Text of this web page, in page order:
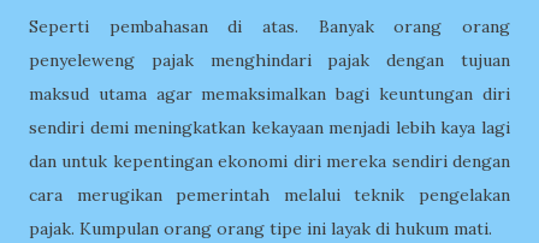
Seperti pembahasan di atas. Banyak orang orang
penyeleweng pajak menghindari pajak dengan tujuan
maksud utama agar memaksimalkan bagi keuntungan diri
sendiri demi meningkatkan kekayaan menjadi lebih kaya lagi
dan untuk kepentingan ekonomi diri mereka sendiri dengan
cara merugikan pemerintah melalui teknik pengelakan
pajak. Kumpulan orang orang tipe ini layak di hukum mati.